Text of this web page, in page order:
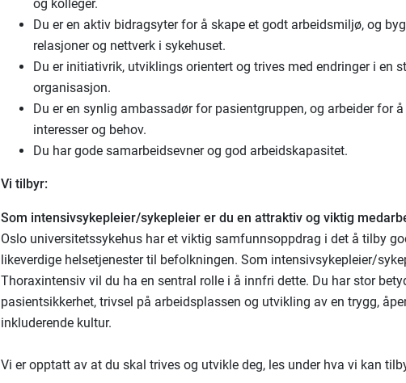
og kolleger.
Du er en aktiv bidragsyter for å skape et godt arbeidsmiljø, og
relasjoner og nettverk i sykehuset.
Du er initiativrik, utviklings orientert og trives med endringer i en
organisasjon.
Du er en synlig ambassadør for pasientgruppen, og arbeider for
interesser og behov.
Du har gode samarbeidsevner og god arbeidskapasitet.
Vi tilbyr:
Som intensivsykepleier/sykepleier er du en attraktiv og viktig
Oslo universitetssykehus har et viktig samfunnsoppdrag i det å tilby
likeverdige helsetjenester til befolkningen. Som intensivsykepleier/
Thoraxintensiv vil du ha en sentral rolle i å innfri dette. Du har stor
pasientsikkerhet, trivsel på arbeidsplassen og utvikling av en trygg,
inkluderende kultur.
Vi er opptatt av at du skal trives og utvikle deg, les under hva vi kan